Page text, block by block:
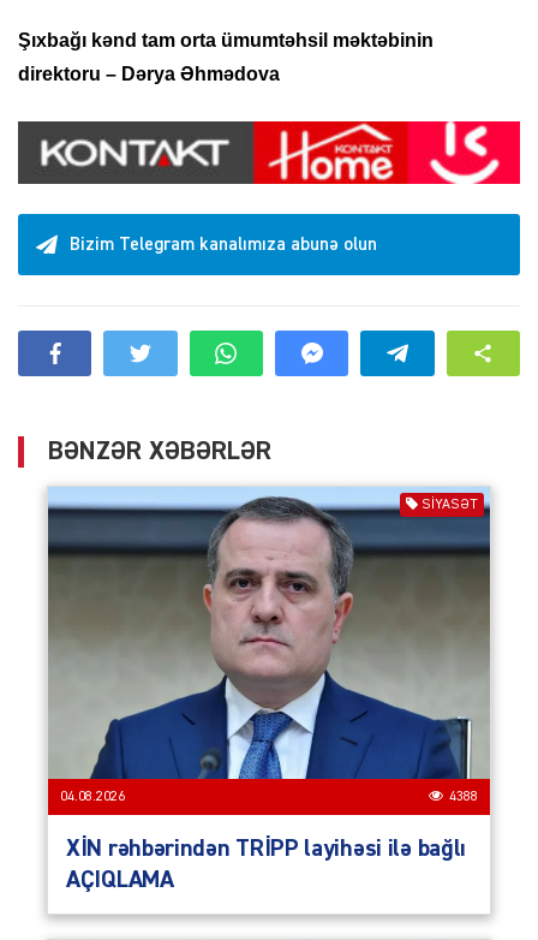
Şıxbağı kənd tam orta ümumtəhsil məktəbinin
direktoru – Dərya Əhmədova
Bizim Telegram kanalımıza abunə olun
BƏNZƏR XƏBƏRLƏR
SIYASƏT
04.08.2026 4388
XİN rəhbərindən TRİPP layihəsi ilə bağlı
AÇIQLAMA